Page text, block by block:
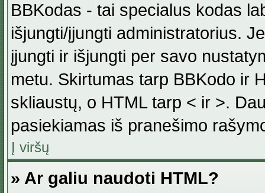
BBKodas - tai specialus kodas
išjungti/įjungti administratorius.
įjungti ir išjungti per savo
metu. Skirtumas tarp BBKodo ir
skliaustų, o HTML tarp < ir >.
pasiekiamas iš pranešimo
Į viršų
» Ar galiu naudoti HTML?